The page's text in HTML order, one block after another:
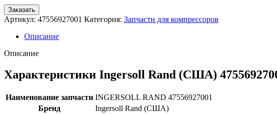
Заказать
Артикул: 47556927001 Категория: Запчасти для компрессоров
Описание
Описание
Характеристики Ingersoll Rand (США)
Наименование запчасти INGERSOLL RAND 47556927001
Бренд
Ingersoll Rand (США)